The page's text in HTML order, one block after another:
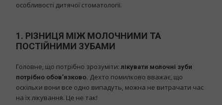
особливості дитячої стоматології.
1. РІЗНИЦЯ МІЖ МОЛОЧНИМИ ТА
ПОСТІЙНИМИ ЗУБАМИ
Головне, що потрібно зрозуміти: лікувати молочні зуби
потрібно обов'язково. Дехто помилково вважає, що
оскільки вони все одно випадуть, можна не витрачати час
на їх лікування. Це не так!